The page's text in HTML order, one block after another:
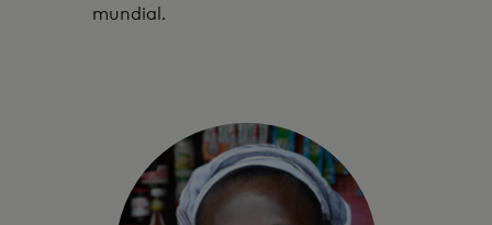
mundial.